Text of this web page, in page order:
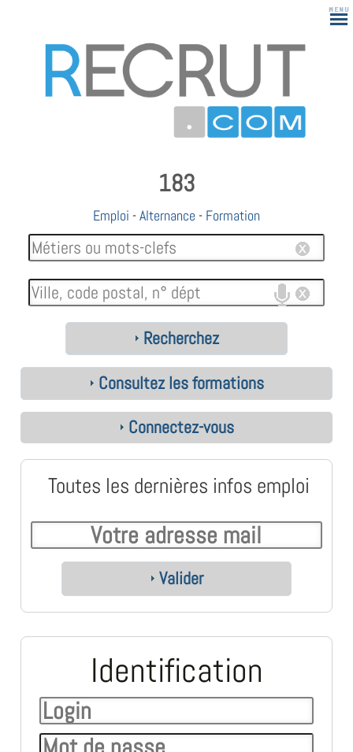
183
Emploi -Alternance - Formation
Recherchez
Consultez les formations
Connectez-vous
Toutes les dernières infos emploi
Valider
Identification